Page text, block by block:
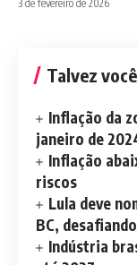
3 de fevereiro de 2026
Talvez
Inflação da
janeiro de
Inflação
riscos
Lula deve
BC,
Indústria